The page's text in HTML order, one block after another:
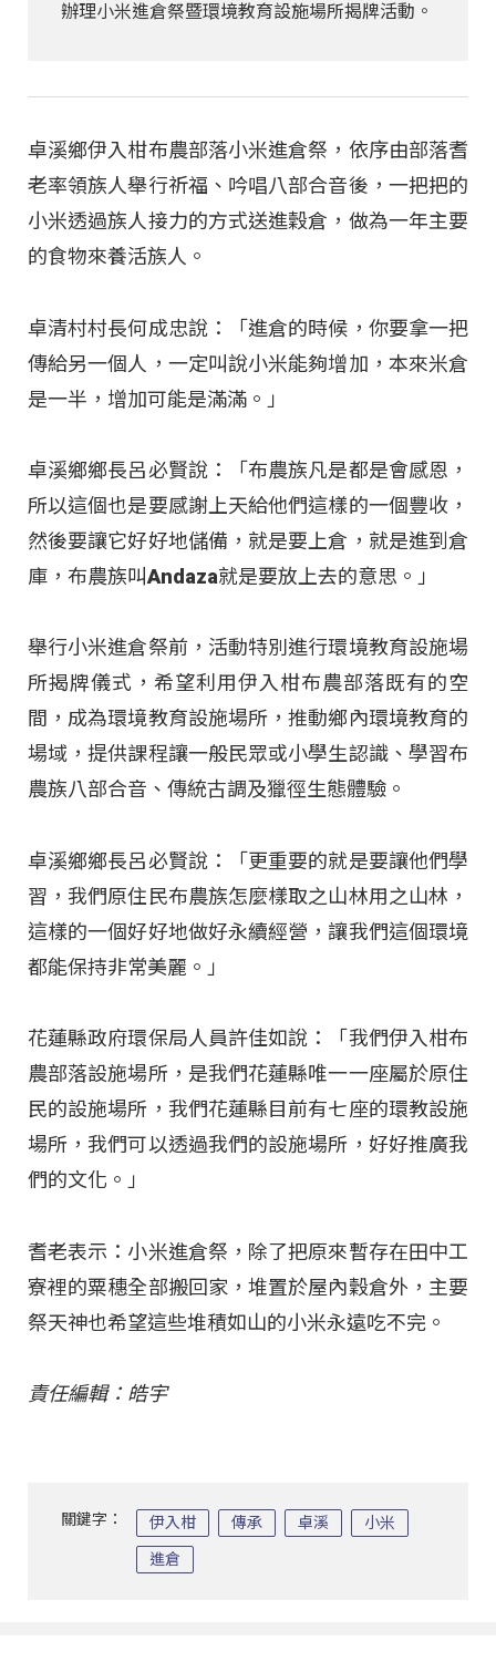
辦理小米進倉祭暨環境教育設施場所揭牌活動。
卓溪鄉伊入柑布農部落小米進倉祭，依序由部落耆
老率領族人舉行祈福、吟唱八部合音後，一把把的
小米透過族人接力的方式送進穀倉，做為一年主要
的食物來養活族人。
卓清村村長何成忠說：「進倉的時候，你要拿一把
傳給另一個人，一定叫說小米能夠增加，本來米倉
是一半，增加可能是滿滿。」
卓溪鄉鄉長呂必賢說：「布農族凡是都是會感恩，
所以這個也是要感謝上天給他們這樣的一個豐收，
然後要讓它好好地儲備，就是要上倉，就是進到倉
庫，布農族叫Andaza就是要放上去的意思。」
舉行小米進倉祭前，活動特別進行環境教育設施場
所揭牌儀式，希望利用伊入柑布農部落既有的空
間，成為環境教育設施場所，推動鄉內環境教育的
場域，提供課程讓一般民眾或小學生認識、學習布
農族八部合音、傳統古調及獵徑生態體驗。
卓溪鄉鄉長呂必賢說：「更重要的就是要讓他們學
習，我們原住民布農族怎麼樣取之山林用之山林，
這樣的一個好好地做好永續經營，讓我們這個環境
都能保持非常美麗。」
花蓮縣政府環保局人員許佳如說：「我們伊入柑布
農部落設施場所，是我們花蓮縣唯一一座屬於原住
民的設施場所，我們花蓮縣目前有七座的環教設施
場所，我們可以透過我們的設施場所，好好推廣我
們的文化。」
耆老表示：小米進倉祭，除了把原來暫存在田中工
寮裡的粟穗全部搬回家，堆置於屋內穀倉外，主要
祭天神也希望這些堆積如山的小米永遠吃不完。
責任編輯：皓宇
關鍵字： 伊入柑 傳承 卓溪 小米
進倉